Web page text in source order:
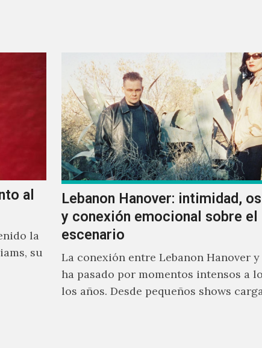
al
la
su
Lebanon Hanover: intimidad,
y conexión emocional sobre el
escenario
La conexión entre Lebanon Hanover
ha pasado por momentos intensos a
los años. Desde pequeños shows